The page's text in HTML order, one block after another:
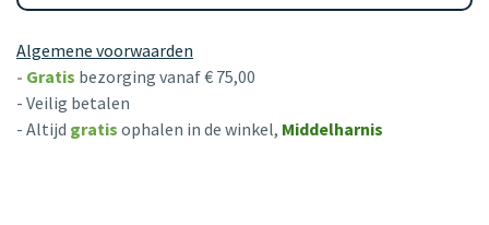
Algemene voorwaarden
- Gratis bezorging vanaf € 75,00
- Veilig betalen
- Altijd gratis ophalen in de winkel, Middelharnis